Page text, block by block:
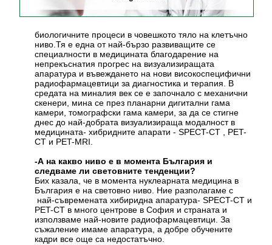
биологичните процеси в човешкото тяло на клетъчно
ниво.Тя е една от най-бързо развиващите се
специалности в медицината благодарение на
непрекъснатия прогрес на визуализиращата
апаратура и въвеждането на нови високоспецифични
радиофармацевтици за диагностика и терапия. В
средата на миналия век се е започнало с механични
скенери, мина се през планарни дигитални гама
камери, томографски гама камери, за да се стигне
днес до най-добрата визуализираща модалност в
медицината- хибридните апарати - SPECT-CT , PET-
CT и PET-MRI.
-А на какво ниво е в момента България и
следваме ли световните тенденции?
Бих казала, че в момента нуклеарната медицина в
България е на световно ниво. Ние разполагаме с
най-съвремената хибиридна апаратура- SPECT-CT и
PET-CT в много центрове в София и страната и
използваме най-новите радиофармацевтици. За
съжаление имаме апаратура, а добре обучените
кадри все още са недостатъчно.